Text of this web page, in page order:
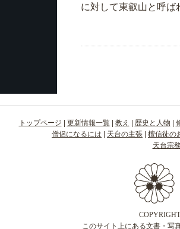
に対して東叡山と呼ば
トップページ 更新情報一覧| 教え 歴史と人物
僧侶になるには
天台の主張 檀信徒の
天台宗
このサイト上にある文書・写